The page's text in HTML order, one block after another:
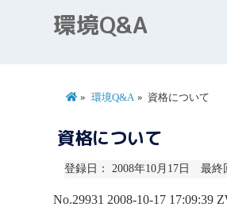
環境Q&A
環境Q&A 資格について
資格について
登録日： 2008年10月17日 最終
No.29931 2008-10-17 17:09:39